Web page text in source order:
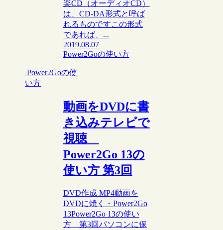
楽CD（オーディオCD）
は、CD-DA形式と呼ば
れるものですこの形式
であれば、...
2019.08.07
Power2Goの使い方
Power2Goの使
い方
動画をDVDに書
き込みテレビで
視聴
Power2Go 13の
使い方 第3回
DVD作成 MP4動画を
DVDに焼く・Power2Go
13Power2Go 13の使い
方 第3回パソコンに保